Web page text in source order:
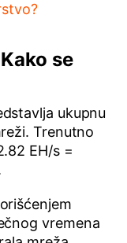
se
ukupnu
Trenutno
EH/s =
vremena